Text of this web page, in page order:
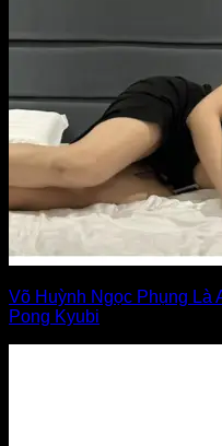
Võ Huỳnh Ngọc Phụng Là
Pong Kyubi